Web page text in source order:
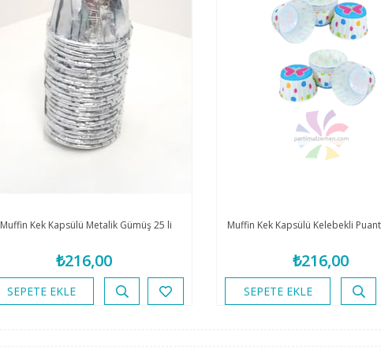
Muffin Kek Kapsülü Metalik Gümüş 25 li
₺216,00
SEPETE EKLE
Muffin Kek Kapsülü Kelebekli
₺216,00
SEPETE EKLE